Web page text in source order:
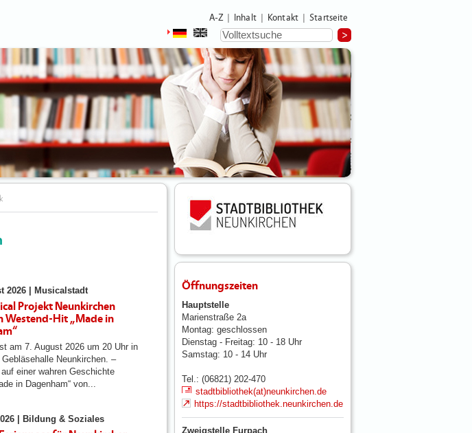
A-Z Inhalt Kontakt Startseite
2026 | Musicalstadt
Projekt Neunkirchen
Westend-Hit „Made in
am 7. August 2026 um 20 Uhr in
Gebläsehalle Neunkirchen. –
einer wahren Geschichte
in Dagenham“ von...
|
Bildung & Soziales
Öffnungszeiten
Hauptstelle
Marienstraße 2a
Montag: geschlossen
Dienstag - Freitag: 10 - 18 Uhr
Samstag: 10 - 14 Uhr
Tel.: (06821) 202-470
stadtbibliothek(at)neunkirchen.de
https://stadtbibliothek.neunkirchen.de
Zweigstelle Furpach